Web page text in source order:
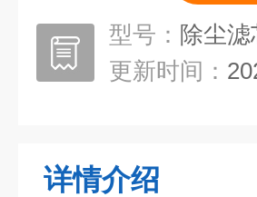
型号： 除尘滤
更新时间：
详情介绍